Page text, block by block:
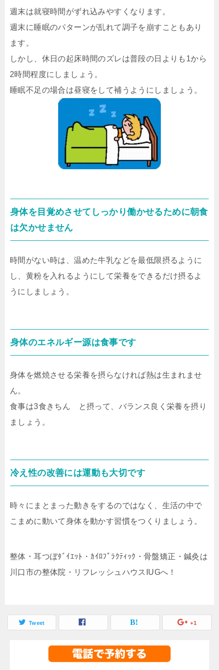
週末は就寝時間がずれ込みやすくなります。
週末に睡眠のパターンが乱れて調子を崩すこともあり
ます。
しかし、休日の起床時間のズレは普段の日よりも1から
2時間程度にしましょう。
睡眠不足の場合は昼寝をして補うようにしましょう。
身体を目覚めさせてしっかり働かせるために朝食
は欠かせません
時間がない時は、温めた牛乳などを最低限摂るように
し、黄粉を入れるようにして栄養をできるだけ摂るよ
うにしましょう。
身体のエネルギー源は食事です
身体を燃焼させる栄養を摂らなければ熱は生まれませ
ん。
食事は3食きちん と摂って、バランス良く栄養を摂り
ましょう。
冷え性の改善には運動も大切です
時々にまとまった動きをするのではなく、生活の中で
こまめに動いて身体を動かす習慣をつくりましょう。
整体・耳つぼﾀﾞｲｴｯﾄ・ｶｲﾛﾌﾟﾗｸﾃｨｯｸ・骨盤矯正・鍼灸は
川口市の整体院・リフレッシュハウスIUGへ！
Tweet +1